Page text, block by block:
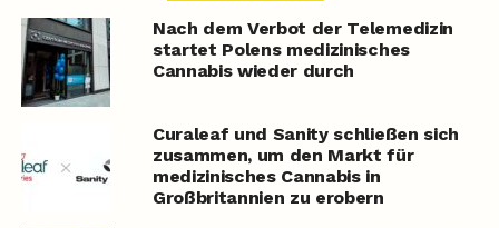
Nach dem Verbot der Telemedizin
startet Polens medizinisches
Cannabis wieder durch
Curaleaf und Sanity schließen sich
zusammen, um den Markt für
medizinisches Cannabis in
Großbritannien zu erobern